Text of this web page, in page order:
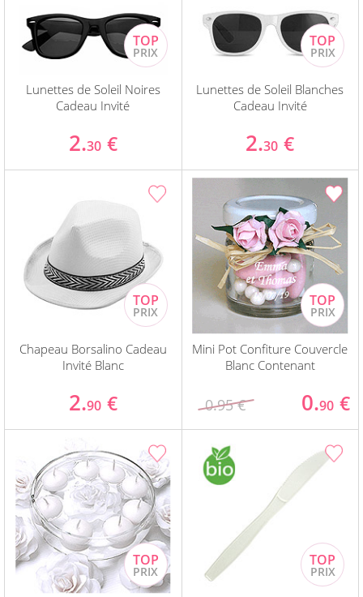
Lunettes de Soleil Noires
Cadeau Invité
2.30 €
Lunettes de Soleil Blanches
Cadeau Invité
2.30 €
Chapeau Borsalino Cadeau
Invité Blanc
2.90 €
Mini Pot Confiture Couvercle
Blanc Contenant
0.95 € 0.90 €